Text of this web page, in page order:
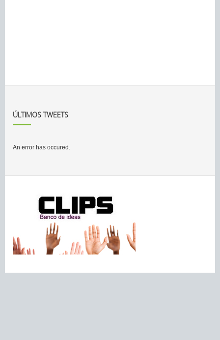
ÚLTIMOS TWEETS
An error has occured.